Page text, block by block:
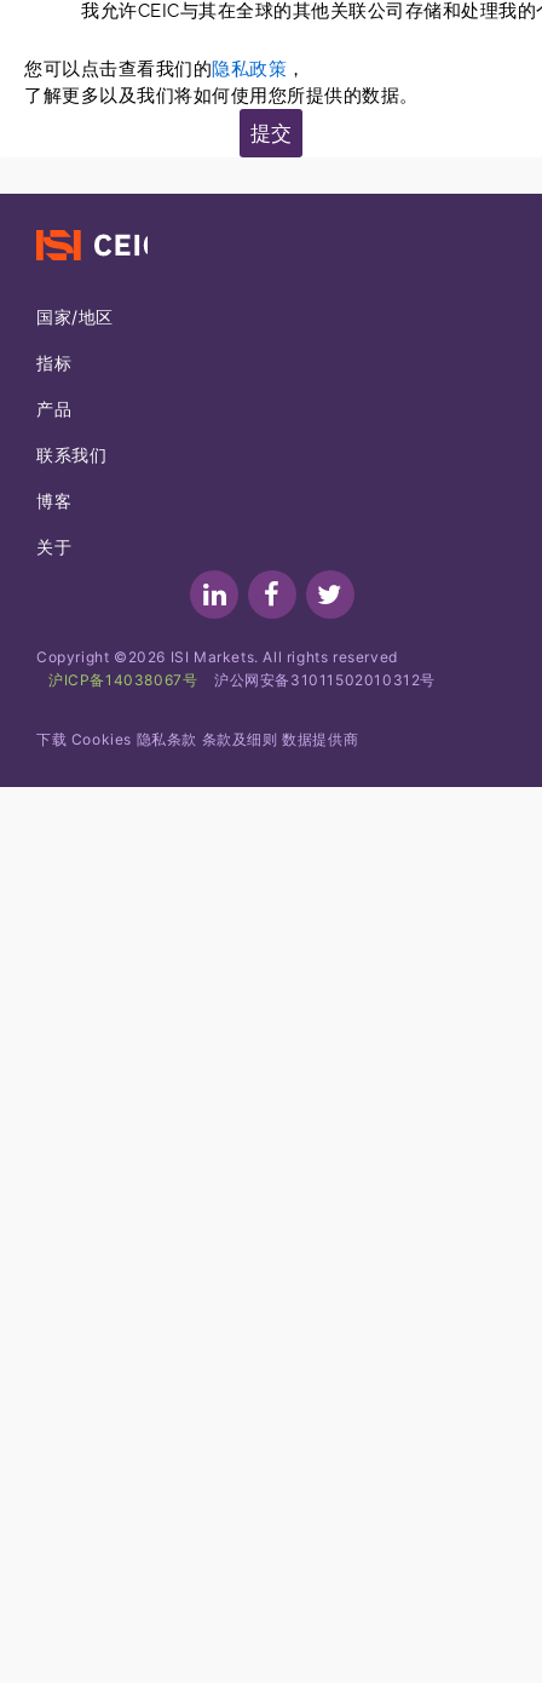
我允许CEIC与其在全球的其他关联公司存储和处理我的
您可以点击查看我们的隐私政策 ，
了解更多以及我们将如何使用您所提供的数据。
Footer
国家/地区
指标
产品
联系我们
博客
关于
d in
ook
r
Copyright ©2026 ISI Markets. All rights reserved
沪ICP备14038067号
沪公网安备31011502010312号
下载 Cookies 隐私条款 条款及细则 数据提供商